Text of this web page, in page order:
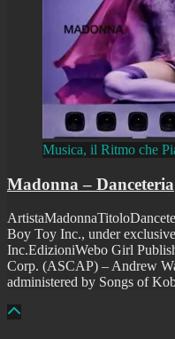
Musica, il Ritmo che
Madonna – Danceteria
Boy Toy Inc., under
Inc.EdizioniWebo Girl
Corp. (ASCAP) – Andrew
administered by Songs of